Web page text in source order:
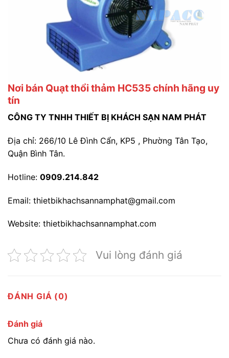
Nơi bán Quạt thổi thảm HC535 chính hãng uy
tín
CÔNG TY TNHH THIẾT BỊ KHÁCH SẠN NAM PHÁT
Địa chỉ: 266/10 Lê Đình Cẩn, KP5 , Phường Tân Tạo,
Quận Bình Tân.
Hotline: 0909.214.842
Email: thietbikhachsannamphat@gmail.com
Website: thietbikhachsannamphat.com
Vui lòng đánh giá
ĐÁNH GIÁ (0)
Đánh giá
Chưa có đánh giá nào.